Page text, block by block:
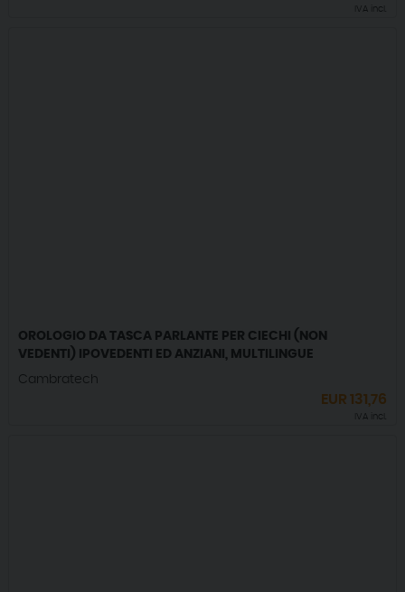
IVA incl.
OROLOGIO DA TASCA PARLANTE PER CIECHI (NON
VEDENTI) IPOVEDENTI ED ANZIANI, MULTILINGUE
Cambratech
EUR131,76
IVA incl.